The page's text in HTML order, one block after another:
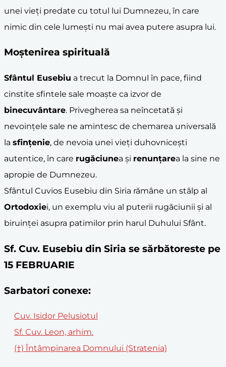
unei vieți predate cu totul lui Dumnezeu, în care
nimic din cele lumești nu mai avea putere asupra lui.
Moștenirea spirituală
Sfântul Eusebiu a trecut la Domnul în pace, fiind
cinstite sfintele sale moaște ca izvor de
binecuvântare. Privegherea sa neîncetată și
nevoințele sale ne amintesc de chemarea universală
la sfințenie, de nevoia unei vieți duhovnicești
autentice, în care rugăciunea și renunțarea la sine ne
apropie de Dumnezeu.
Sfântul Cuvios Eusebiu din Siria rămâne un stâlp al
Ortodoxiei, un exemplu viu al puterii rugăciunii și al
biruinței asupra patimilor prin harul Duhului Sfânt.
Sf. Cuv. Eusebiu din Siria se sărbătoreste pe
15 FEBRUARIE
Sarbatori conexe:
Cuv. Isidor Pelusiotul
Sf. Cuv. Leon, arhim.
(†) Întâmpinarea Domnului (Stratenia)